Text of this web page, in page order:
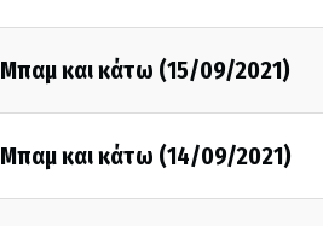
Μπαμ και κάτω (15/09/2021)
Μπαμ και κάτω (14/09/2021)